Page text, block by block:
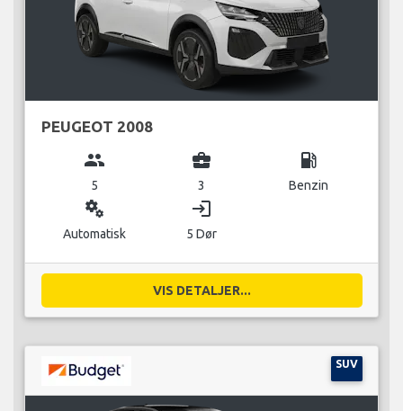
PEUGEOT 2008
group
5
business_center
3
local_gas_station
Benzin
miscellaneous_services
Automatisk
login
5 Dør
VIS DETALJER...
SUV